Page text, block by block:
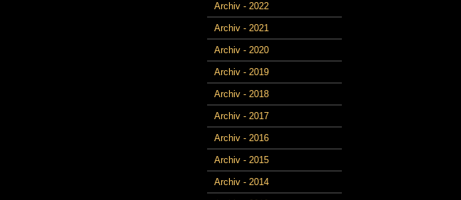
Archiv - 2022
Archiv - 2021
Archiv - 2020
Archiv - 2019
Archiv - 2018
Archiv - 2017
Archiv - 2016
Archiv - 2015
Archiv - 2014